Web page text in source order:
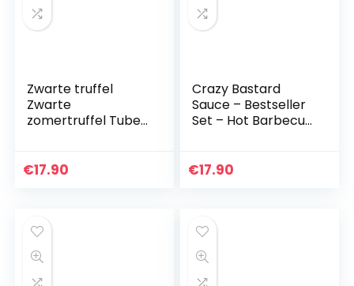
Zwarte truffel
Zwarte
zomertruffel Tuber
summer truffle
€17.90
Crazy Bastard
Sauce – Bestseller
Set – Hot Barbecue
en Bhut jolokia
€17.90